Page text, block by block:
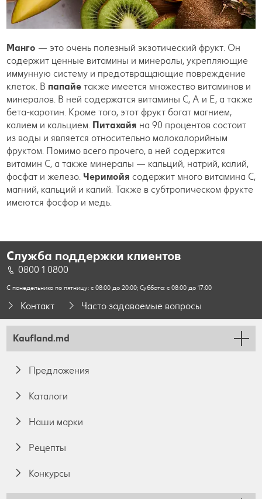
Манго — это очень полезный экзотический фрукт. Он
содержит ценные витамины и минералы, укрепляющие
иммунную систему и предотвращающие повреждение
клеток. В папайе также имеется множество витаминов и
минералов. В ней содержатся витамины C, A и E, а также
бета-каротин. Кроме того, этот фрукт богат магнием,
калием и кальцием. Питахайя на 90 процентов состоит
из воды и является относительно малокалорийным
фруктом. Помимо всего прочего, в ней содержится
витамин C, а также минералы — кальций, натрий, калий,
фосфат и железо. Черимойя содержит много витамина C,
магний, кальций и калий. Также в субтропическом фрукте
имеются фосфор и медь.
Служба поддержки клиентов
0800 1 0800
С понедельника по пятницу: с 08:00 до 20:00; Суббота: с 08:00 до 17:00
Контакт Часто задаваемые вопросы
Kaufland.md
Предложения
Каталоги
Наши марки
Pецепты
Конкурсы